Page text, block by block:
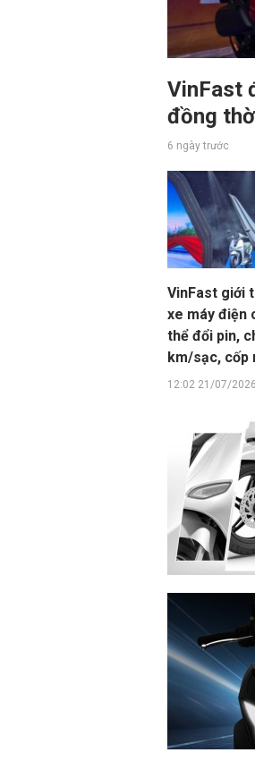
VinFast
đồng
6 ngày trước
VinFast giới
xe máy điện
thể đổi pin,
km/sạc, cốp
12:02 21/07/2026